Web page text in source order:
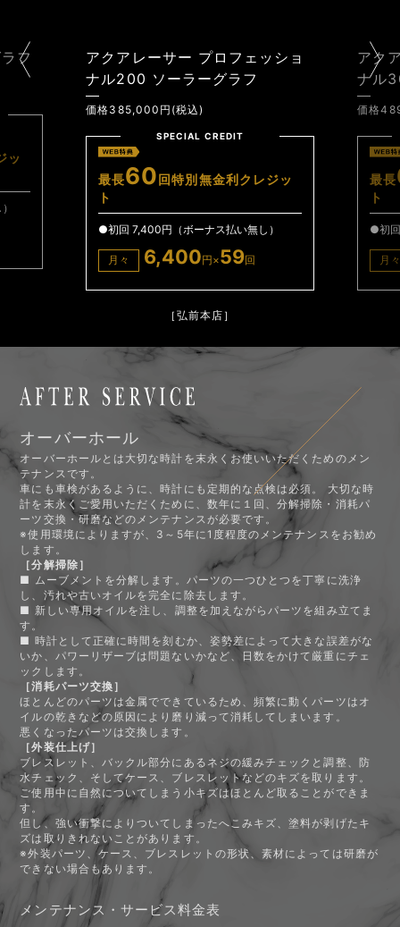
サー プロフェッショ
ーラーグラフ
SPECIAL CREDIT
回特別無金利クレジッ
円（ボーナス払い無し）
59 回
アクアレーサー プロフェ
ナル300 キャリバー7
SPECIAL CREDIT
最長 60回特別無金利クレ
●初回 11,600円（ボーナス払い無
月々
オーバーホール
オーバーホールとは大切な時計を末永くお使いいただくためのメン
テナンスです。
車にも車検があるように、時計にも定期的な点検は必須。 大切な時
計を末永くご愛用いただくために、数年に１回、分解掃除・消耗パ
ーツ交換・研磨などのメンテナンスが必要です。
※使用環境によりますが、3～5年に1度程度のメンテナンスをお勧め
します。
［分解掃除］
■ ムーブメントを分解します。パーツの一つひとつを丁寧に洗浄
し、汚れや古いオイルを完全に除去します。
■ 新しい専用オイルを注し、調整を加えながらパーツを組み立てま
す。
■ 時計として正確に時間を刻むか、姿勢差によって大きな誤差がな
いか、パワーリザーブは問題ないかなど、日数をかけて厳重にチェ
ックします。
［消耗パーツ交換］
ほとんどのパーツは金属でできているため、頻繁に動くパーツはオ
イルの乾きなどの原因により磨り減って消耗してしまいます。
悪くなったパーツは交換します。
［外装仕上げ］
ブレスレット、バックル部分にあるネジの緩みチェックと調整、防
水チェック、そしてケース、ブレスレットなどのキズを取ります。
ご使用中に自然についてしまう小キズはほとんど取ることができま
す。
但し、強い衝撃によりついてしまったへこみキズ、塗料が剥げたキ
ズは取りきれないことがあります。
※外装パーツ、ケース、ブレスレットの形状、素材によっては研磨が
できない場合もあります。
メンテナンス・サービス料金表